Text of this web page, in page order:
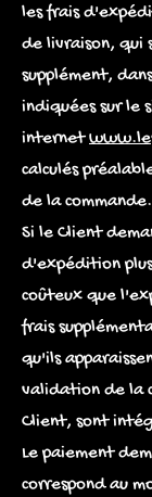
les frais
de livraison, qui
supplément,
indiquées sur le
internet
calculés
de la commande.
Si le Client
d'expédition
coûteux que
frais
qu'ils
validation de la
Client, sont
Le paiement
correspond au